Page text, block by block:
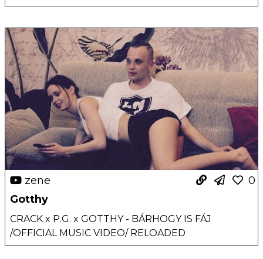
zene
0
Gotthy
CRACK x P.G. x GOTTHY - BÁRHOGY IS FÁJ
/OFFICIAL MUSIC VIDEO/ RELOADED